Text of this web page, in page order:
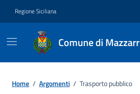
Regione Siciliana
Comune di
Home / Argomenti / Trasporto pubblico